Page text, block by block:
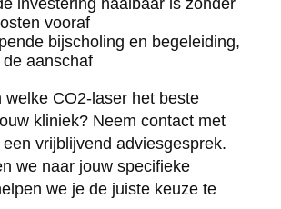
vooraf
bijscholing en begeleiding,
aanschaf
welke CO2-laser het beste
kliniek? Neem contact met
vrijblijvend adviesgesprek.
we naar jouw specifieke
we je de juiste keuze te